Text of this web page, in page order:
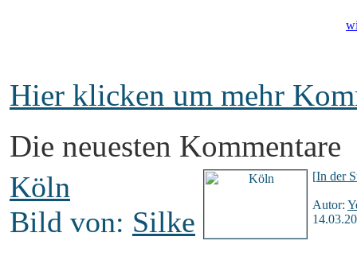
Hier klicken um mehr
Die neuesten Kommentare
Köln
Bild von: Silke
[In der
Autor: